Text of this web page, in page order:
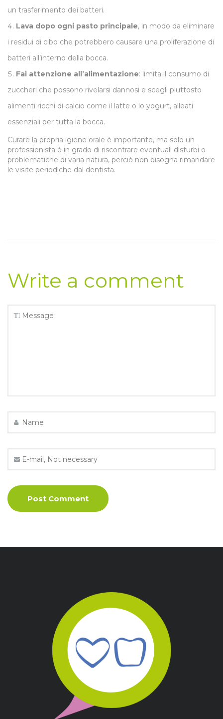
un trasferimento dei batteri.
Lava dopo ogni pasto principale, in modo da eliminare
i residui di cibo che potrebbero causare una proliferazione di
batteri all’interno della bocca.
Fai attenzione all’alimentazione: limita il consumo di
zuccheri che possono rivelarsi dannosi e scegli piuttosto
alimenti ricchi di calcio come il latte o lo yogurt, alleati
essenziali per tutta la bocca.
Curare la propria igiene orale è importante, ma solo un
professionista è in grado di riscontrare eventuali disturbi o
problematiche di varia natura, perciò non bisogna rimandare
le visite periodiche dal dentista.
Write a comment